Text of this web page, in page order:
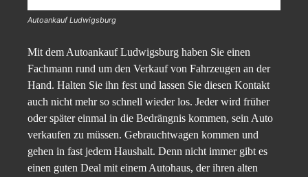
Autoankauf Ludwigsburg
Mit dem Autoankauf Ludwigsburg haben Sie einen
Fachmann rund um den Verkauf von Fahrzeugen an der
Hand. Halten Sie ihn fest und lassen Sie diesen Kontakt
auch nicht mehr so schnell wieder los. Jeder wird früher
oder später einmal in die Bedrängnis kommen, sein Auto
verkaufen zu müssen. Gebrauchtwagen kommen und
gehen in fast jedem Haushalt. Denn nicht immer gibt es
einen guten Deal mit einem Autohaus, der ihren alten